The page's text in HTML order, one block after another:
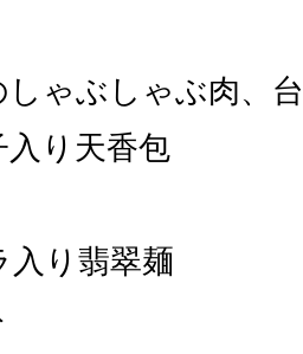
ゃぶしゃぶ肉、
入り天香包
り翡翠麺